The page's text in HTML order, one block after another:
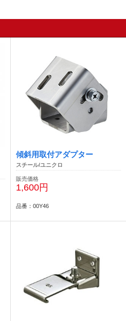
傾斜用取付アダプター
スチール/ユニクロ
販売価格
1,600円
品番：00Y46